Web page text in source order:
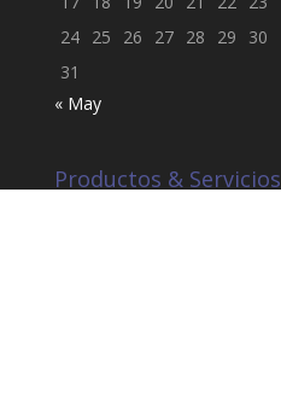
24 25 26 27 28 29
30
31
« May
Productos & Servicios